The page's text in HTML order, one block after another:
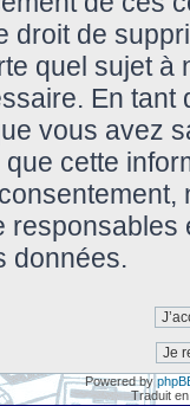
droit de
quel sujet à
En tant
vous avez
cette
données.
Powered by
Traduit